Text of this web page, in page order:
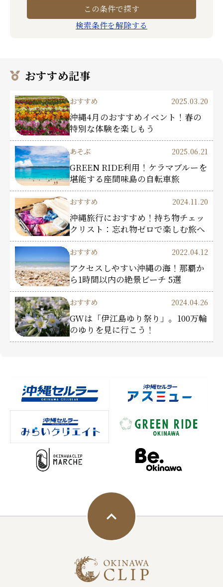
検索条件を解除する
おすすめ記事
おすすめ 2025.03.20
沖縄4月のおすすめイベント！春の
特別な体験を楽しもう
あそぶ 2025.06.21
GREEN RIDE利用！ケラマブルーを
堪能する座間味島の自転車旅
おすすめ 2024.11.20
沖縄旅行におすすめ！持ち物チェッ
クリスト：忘れ物ゼロで楽しむ旅へ
おすすめ 2022.04.12
アクセスしやすい沖縄の海！那覇か
ら1時間以内の絶景ビーチ 5選
おすすめ 2024.04.26
GWは「伊江島ゆり祭り」。100万輪
のゆりを見に行こう！